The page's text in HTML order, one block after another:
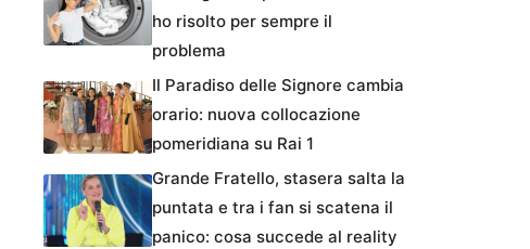
ho risolto per sempre il
problema
Il Paradiso delle Signore cambia
orario: nuova collocazione
pomeridiana su Rai 1
Grande Fratello, stasera salta la
puntata e tra i fan si scatena il
panico: cosa succede al reality